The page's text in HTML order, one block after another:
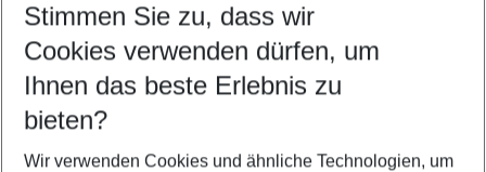
Abflughafen wählen
Beliebiger Abflughafen
Reisezeitraum wählen
09.08.26– 07.08.27 5-8 Nächte
2 Erwachsene Keine Kinder
Stimmen Sie zu, dass wir
Cookies verwenden dürfen, um
Ihnen das beste Erlebnis zu
bieten?
Wir verwenden Cookies und ähnliche Technologien, um